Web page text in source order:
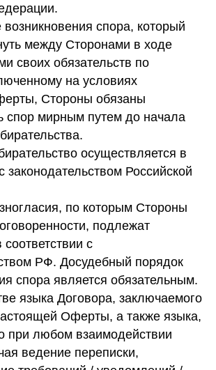
спора, который
между Сторонами в ходе
своих обязательств по
на условиях
Стороны обязаны
спор мирным путем до начала
осуществляется в
законодательством Российской
по которым Стороны
подлежат
с
РФ. Досудебный порядок
спора является обязательным.
языка Договора, заключаемого
Оферты, а также языка,
при любом взаимодействии
ведение переписки,